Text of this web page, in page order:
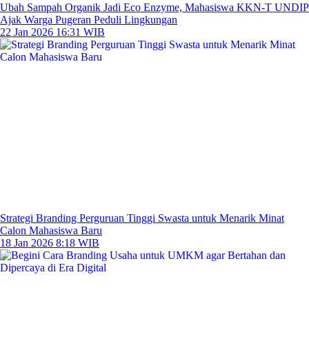
Ubah Sampah Organik Jadi Eco Enzyme, Mahasiswa KKN-T UNDIP
Ajak Warga Pugeran Peduli Lingkungan
22 Jan 2026 16:31 WIB
Strategi Branding Perguruan Tinggi Swasta untuk Menarik Minat
Calon Mahasiswa Baru
18 Jan 2026 8:18 WIB